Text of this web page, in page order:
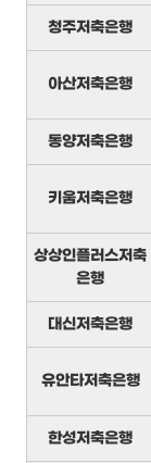
청주저축은행
아산저축은행
동양저축은행
키움저축은행
상상인플러스저축
은행
대신저축은행
유안타저축은행
한성저축은행